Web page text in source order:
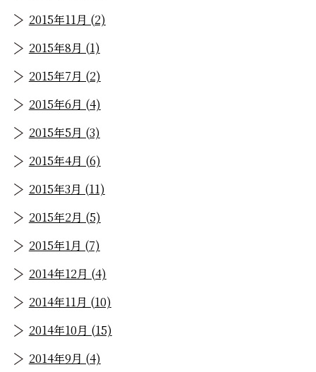
2015年11月 (2)
2015年8月 (1)
2015年7月 (2)
2015年6月 (4)
2015年5月 (3)
2015年4月 (6)
2015年3月 (11)
2015年2月 (5)
2015年1月 (7)
2014年12月 (4)
2014年11月 (10)
2014年10月 (15)
2014年9月 (4)